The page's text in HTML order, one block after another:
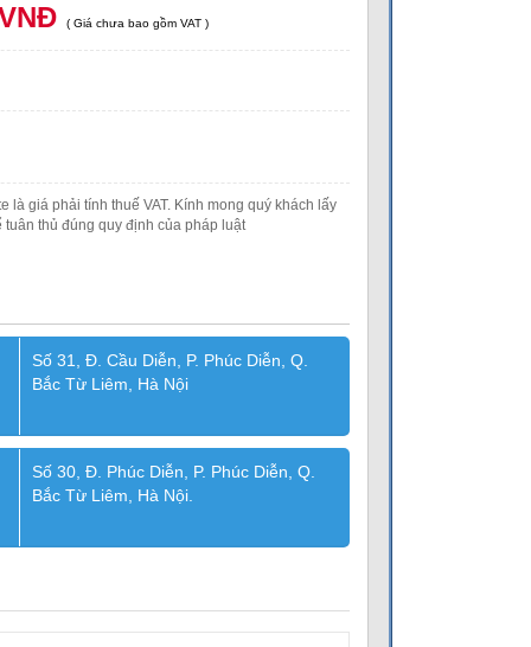
( Giá chưa bao gồm VAT )
là giá phải tính thuế VAT. Kính mong quý khách lấy
thủ đúng quy định của pháp luật
Số 31, Đ. Cầu Diễn, P. Phúc Diễn, Q.
Bắc Từ Liêm, Hà Nội
Số 30, Đ. Phúc Diễn, P. Phúc Diễn, Q.
Bắc Từ Liêm, Hà Nội.